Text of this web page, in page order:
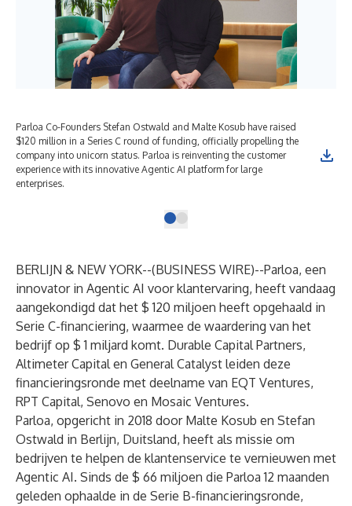
Parloa Co-Founders Stefan Ostwald and Malte Kosub have raised
$120 million in a Series C round of funding, officially propelling the
company into unicorn status. Parloa is reinventing the customer
experience with its innovative Agentic AI platform for large
enterprises.
BERLIJN & NEW YORK--(BUSINESS WIRE)--Parloa, een
innovator in Agentic AI voor klantervaring, heeft vandaag
aangekondigd dat het $ 120 miljoen heeft opgehaald in
Serie C-financiering, waarmee de waardering van het
bedrijf op $ 1 miljard komt. Durable Capital Partners,
Altimeter Capital en General Catalyst leiden deze
financieringsronde met deelname van EQT Ventures,
RPT Capital, Senovo en Mosaic Ventures.
Parloa, opgericht in 2018 door Malte Kosub en Stefan
Ostwald in Berlijn, Duitsland, heeft als missie om
bedrijven te helpen de klantenservice te vernieuwen met
Agentic AI. Sinds de $ 66 miljoen die Parloa 12 maanden
geleden ophaalde in de Serie B-financieringsronde,